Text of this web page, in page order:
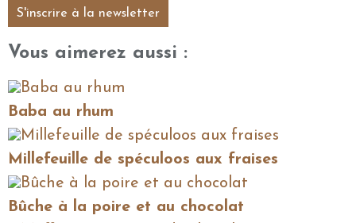
S'inscrire à la newsletter
Vous aimerez aussi :
Baba au rhum
Millefeuille de spéculoos aux fraises
Bûche à la poire et au chocolat